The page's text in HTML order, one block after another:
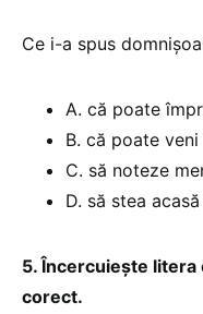
Ce i-a spus
A. că poate
B. că poate
C. să noteze
D. să stea
5. Încercuiește
corect.